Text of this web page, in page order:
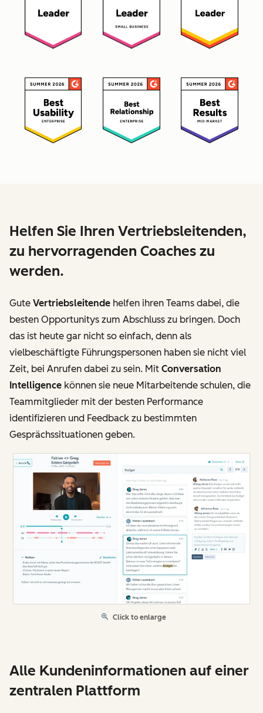
Helfen Sie Ihren Vertriebsleitenden,
zu hervorragenden Coaches zu
werden.
Gute Vertriebsleitende helfen ihren Teams dabei, die
besten Opportunitys zum Abschluss zu bringen. Doch
das ist heute gar nicht so einfach, denn als
vielbeschäftigte Führungspersonen haben sie nicht viel
Zeit, bei Anrufen dabei zu sein. Mit Conversation
Intelligence können sie neue Mitarbeitende schulen, die
Teammitglieder mit der besten Performance
identifizieren und Feedback zu bestimmten
Gesprächssituationen geben.
Click to enlarge
Alle Kundeninformationen auf einer
zentralen Plattform